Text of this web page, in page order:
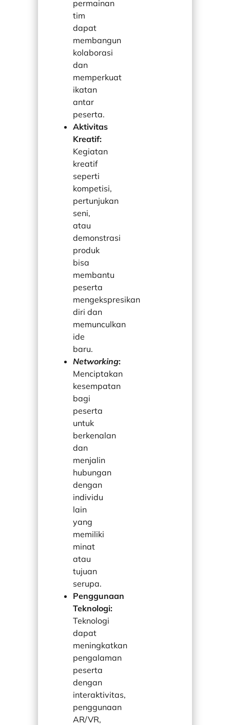
permainan
tim
dapat
membangun
kolaborasi
dan
memperkuat
ikatan
antar
peserta.
Aktivitas
Kreatif:
Kegiatan
kreatif
seperti
kompetisi,
pertunjukan
seni,
atau
demonstrasi
produk
bisa
membantu
peserta
mengekspresikan
diri dan
memunculkan
ide
baru.
Networking:
Menciptakan
kesempatan
bagi
peserta
untuk
berkenalan
dan
menjalin
hubungan
dengan
individu
lain
yang
memiliki
minat
atau
tujuan
serupa.
Penggunaan
Teknologi:
Teknologi
dapat
meningkatkan
pengalaman
peserta
dengan
interaktivitas,
penggunaan
AR/VR,